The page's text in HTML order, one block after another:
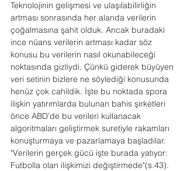
Teknolojinin gelişmesi ve ulaşılabilirliğin
artması sonrasında her alanda verilerin
çoğalmasına şahit olduk. Ancak buradaki
ince nüans verilerin artması kadar söz
konusu bu verilerin nasıl okunabileceği
noktasında gizliydi. Çünkü giderek büyüyen
veri setinin bizlere ne söylediği konusunda
henüz çok cahildik. İşte bu noktada spora
ilişkin yatırımlarda bulunan bahis şirketleri
önce ABD'de bu verileri kullanacak
algoritmaları geliştirmek suretiyle rakamları
konuşturmaya ve pazarlamaya başladılar.
"Verilerin gerçek gücü işte burada yatıyor:
Futbolla olan ilişkimizi değiştirmede"(s.43).